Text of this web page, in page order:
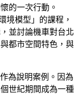
的一次行動。
境模型」的課程，
並討論機車對台北
都市空間特色，與
為說明案例。因為
世紀期間成為一種